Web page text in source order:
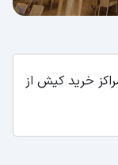
خرید کیش از